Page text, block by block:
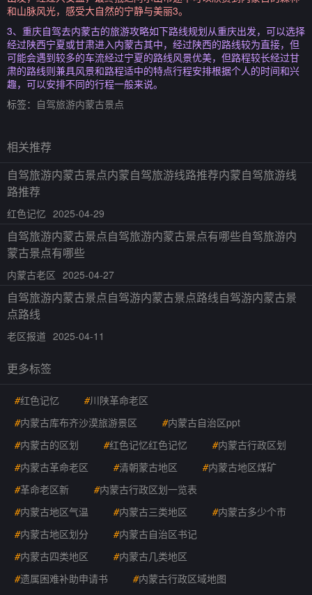
和山脉风光，感受大自然的宁静与美丽3。
3、重庆自驾去内蒙古的旅游攻略如下路线规划从重庆出发，可以选择
经过陕西宁夏或甘肃进入内蒙古其中，经过陕西的路线较为直接，但
可能会遇到较多的车流经过宁夏的路线风景优美，但路程较长经过甘
肃的路线则兼具风景和路程适中的特点行程安排根据个人的时间和兴
趣，可以安排不同的行程一般来说。
标签： 自驾旅游内蒙古景点
相关推荐
自驾旅游内蒙古景点内蒙自驾旅游线路推荐内蒙自驾旅游线
路推荐
红色记忆 2025-04-29
自驾旅游内蒙古景点自驾旅游内蒙古景点有哪些自驾旅游内
蒙古景点有哪些
内蒙古老区 2025-04-27
自驾旅游内蒙古景点自驾游内蒙古景点路线自驾游内蒙古景
点路线
老区报道 2025-04-11
更多标签
#红色记忆 #川陕革命老区
#内蒙古库布齐沙漠旅游景区 #内蒙古自治区ppt
#内蒙古的区划 #红色记忆红色记忆 #内蒙古行政区划
#内蒙古革命老区 #清朝蒙古地区 #内蒙古地区煤矿
#革命老区新 #内蒙古行政区划一览表
#内蒙古地区气温 #内蒙古三类地区 #内蒙古多少个市
#内蒙古地区划分 #内蒙古自治区书记
#内蒙古四类地区 #内蒙古几类地区
#遗属困难补助申请书 #内蒙古行政区域地图